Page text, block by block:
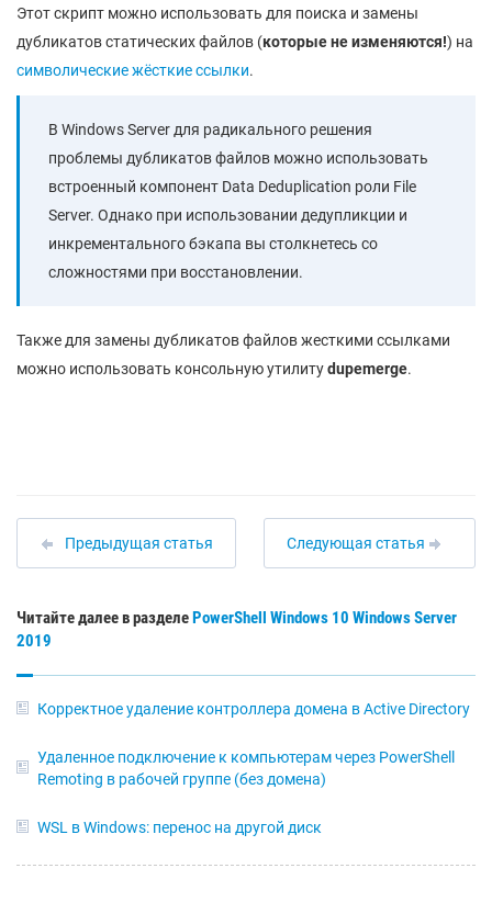
Этот скрипт можно использовать для поиска и замены
дубликатов статических файлов (которые не изменяются!) на
символические жёсткие ссылки.
В Windows Server для радикального решения
проблемы дубликатов файлов можно использовать
встроенный компонент Data Deduplication роли File
Server. Однако при использовании дедупликции и
инкрементального бэкапа вы столкнетесь со
сложностями при восстановлении.
Также для замены дубликатов файлов жесткими ссылками
можно использовать консольную утилитуdupemerge.
Предыдущая статья Следующая статья
Читайте далее в разделе PowerShell Windows 10 Windows Server
2019
Корректное удаление контроллера домена в Active Directory
Удаленное подключение к компьютерам через PowerShell
Remoting в рабочей группе (без домена)
WSL в Windows: перенос на другой диск